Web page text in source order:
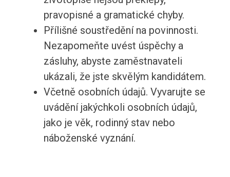
pravopisné a gramatické chyby.
Přílišné soustředění na povinnosti.
Nezapomeňte uvést úspěchy a
zásluhy, abyste zaměstnavateli
ukázali, že jste skvělým kandidátem.
Včetně osobních údajů. Vyvarujte se
uvádění jakýchkoli osobních údajů,
jako je věk, rodinný stav nebo
náboženské vyznání.